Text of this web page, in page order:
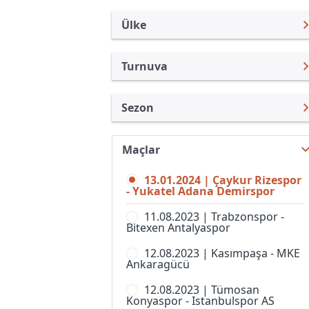
Ülke
Türkiye
Uluslararası
Uluslararası Kulüpler
Turkiye
İngiltere
İspanya
Almanya Amatör
Fransa
İtalya
Turnuva
Türkiye Kupası
1. Lig
Spor Toto Kupası
Super Lig, Women
Sezon
Süper Lig 26/27
Süper Lig 25/26
Süper Lig 24/25
Süper Lig 22/23
Süper Lig 21/22
Süper Lig 20/21
Maçlar
13.01.2024 | Çaykur Rizespor
- Yukatel Adana Demirspor
11.08.2023 | Trabzonspor -
Bitexen Antalyaspor
12.08.2023 | Kasımpaşa - MKE
Ankaragücü
12.08.2023 | Tümosan
Konyaspor - Istanbulspor AS